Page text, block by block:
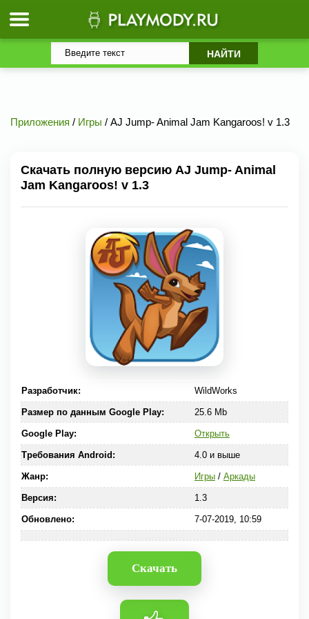
Приложения / Игры / AJ Jump- Animal Jam Kangaroos! v 1.3
Скачать полную версию AJ Jump- Animal
Jam Kangaroos! v 1.3
Разработчик: WildWorks
Размер по данным Google Play: 25.6 Mb
Google Play: Открыть
Требования Android: 4.0 и выше
Жанр: Игры/ Аркады
Версия: 1.3
Обновлено: 7-07-2019, 10:59
Скачать